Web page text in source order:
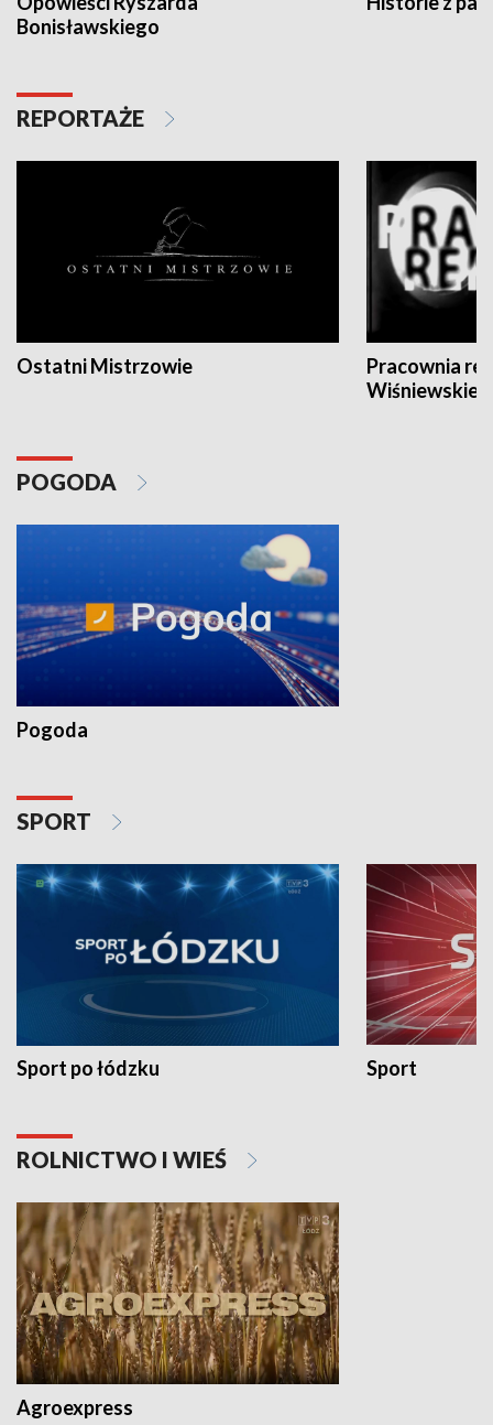
Bonisławskiego
REPORTAŻE
Ostatni Mistrzowie
Pracownia
POGODA
Pogoda
SPORT
Sport po łódzku Sport
ROLNICTWO I WIEŚ
Agroexpress